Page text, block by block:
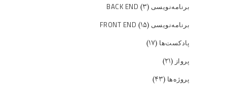
برنامه‌نویسی BACK END (۳)
برنامه‌نویسی FRONT END (۱۵)
پادکست‌ها (۱۷)
پرواز (۲۱)
پروژه‌ها (۴۳)